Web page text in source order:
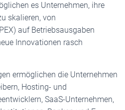
es Unternehmen, ihre
skalieren, von
auf Betriebsausgaben
Innovationen rasch
ermöglichen die Unternehmen
Hosting- und
SaaS-Unternehmen,